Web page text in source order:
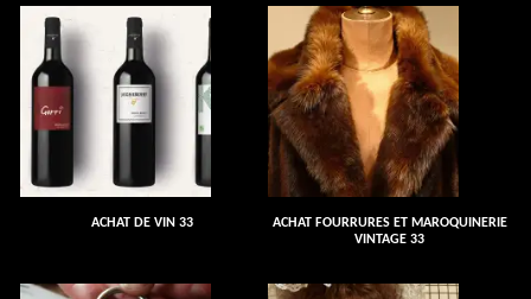
ACHAT DE VIN 33
ACHAT FOURRURES ET MAROQUINERIE
VINTAGE 33